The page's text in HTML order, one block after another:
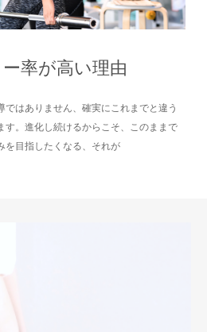
率が高い理由
はありません、確実にこれまでと違う
す。進化し続けるからこそ、このままで
を目指したくなる、それが